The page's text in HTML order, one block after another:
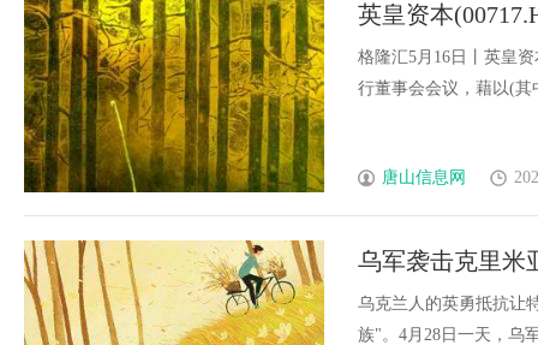
英皇资本
绩
格隆汇5月16日丨英皇
行董事会会议，藉以(
唐山信息网
乌军袭击克里米
乌克兰人的英勇抵抗让
族"。4月28日一天，乌